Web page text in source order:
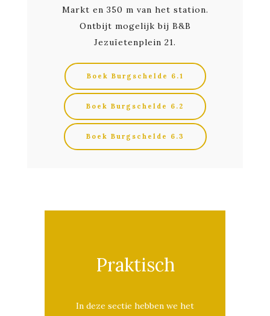
Markt en 350 m van het station.
Ontbijt mogelijk bij B&B
Jezuïetenplein 21.
Boek Burgschelde 6.1
Boek Burgschelde 6.2
Boek Burgschelde 6.3
Praktisch
In deze sectie hebben we het